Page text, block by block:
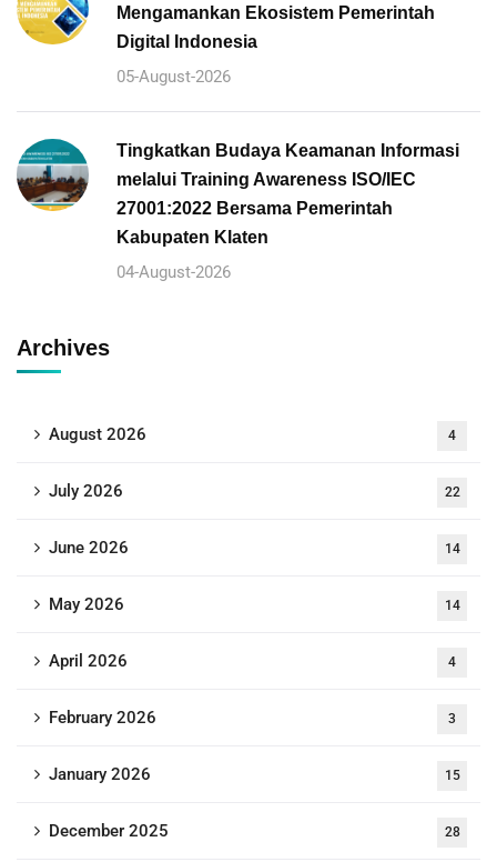
Mengamankan Ekosistem Pemerintah
Digital Indonesia
05-August-2026
Tingkatkan Budaya Keamanan Informasi
melalui Training Awareness ISO/IEC
27001:2022 Bersama Pemerintah
Kabupaten Klaten
04-August-2026
Archives
August 2026 4
July 2026 22
June 2026 14
May 2026 14
April 2026 4
February 2026 3
January 2026 15
December 2025 28